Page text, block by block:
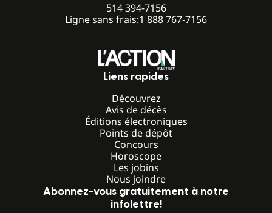
514 394-7156
Ligne sans frais:1 888 767-7156
Liens rapides
Découvrez
Avis de décès
Éditions électroniques
Points de dépôt
Concours
Horoscope
Les jobins
Nous joindre
Abonnez-vous gratuitement à notre
infolettre!